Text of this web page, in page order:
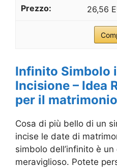
26,56
Infinito Simbolo
Incisione – Idea
per il matrimonio
Cosa di più bello di un
incise le date di
simbolo dell’infinito è
meraviglioso. Potete